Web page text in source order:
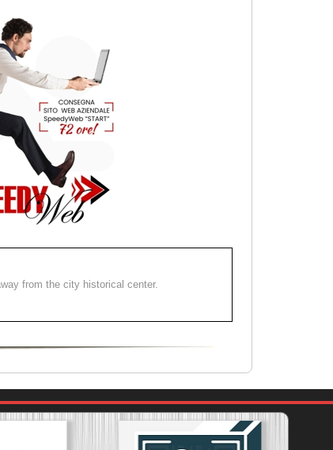
from the city historical center.